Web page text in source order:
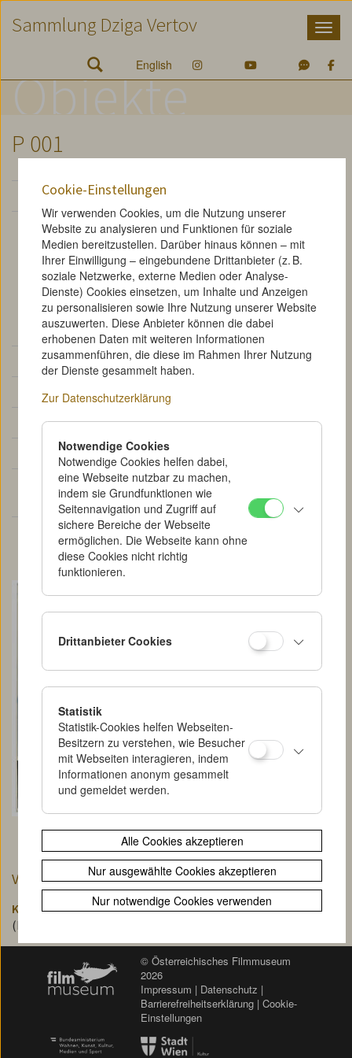
Zum
Inhalt
Zum
Hauptmenü
Zur
Suche
Sammlung Dziga Vertov
English
Objekte
P 001
Originalplakat zu "Kinoglaz"
Rodčenko verewigte in diesem Plakat das rechte Auge
von Vertovs Cutterin und Ehefrau Svilova, die damit,
stellvertretend, das Neue Sehen des Kino-Auges
illustriert. Die Pupille steht an der Spitze der
pyramidalen Komposition und wirkt dennoch als
Brennpunkt, der in einen schwarzen Umraum projiziert
scheint.
Klassifikation:
Plakat
Typ:
Ankündigung
Datierung:
1924
Trägermaterial:
Lithographie
Original /
Reproduktion:
Original
Kommentare:
Im Motiv mit Rodčenko signiert,
Logo von Roskino.
Verknüpft mit den folgenden Filmen:
Kinoglaz
(Kinoglaz / Kino-Eye)
<< zurück
© Österreichisches Filmmuseum
2026
Impressum | Datenschutz |
Barrierefreiheitserklärung |Cookie-
Einstellungen
Cookie-Einstellungen
Wir verwenden Cookies, um die Nutzung unserer
Website zu analysieren und Funktionen für soziale
Medien bereitzustellen. Darüber hinaus können – mit
Ihrer Einwilligung – eingebundene Drittanbieter (z. B.
soziale Netzwerke, externe Medien oder Analyse-
Dienste) Cookies einsetzen, um Inhalte und Anzeigen
zu personalisieren sowie Ihre Nutzung unserer Website
auszuwerten. Diese Anbieter können die dabei
erhobenen Daten mit weiteren Informationen
zusammenführen, die diese im Rahmen Ihrer Nutzung
der Dienste gesammelt haben.
Zur Datenschutzerklärung
Notwendige Cookies
Notwendige Cookies helfen dabei,
eine Webseite nutzbar zu machen,
indem sie Grundfunktionen wie
Seitennavigation und Zugriff auf
sichere Bereiche der Webseite
ermöglichen. Die Webseite kann ohne
diese Cookies nicht richtig
funktionieren.
Drittanbieter Cookies
Statistik
Statistik-Cookies helfen Webseiten-
Besitzern zu verstehen, wie Besucher
mit Webseiten interagieren, indem
Informationen anonym gesammelt
und gemeldet werden.
Alle Cookies akzeptieren
Nur ausgewählte Cookies akzeptieren
Nur notwendige Cookies verwenden